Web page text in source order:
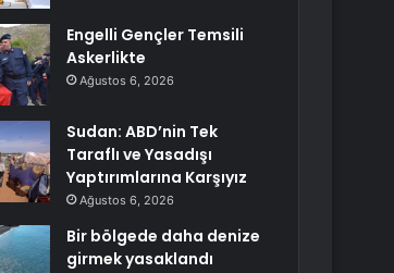
Engelli Gençler Temsili
Askerlikte
Ağustos 6, 2026
Sudan: ABD’nin Tek
Taraflı ve Yasadışı
Yaptırımlarına Karşıyız
Ağustos 6, 2026
Bir bölgede daha denize
girmek yasaklandı